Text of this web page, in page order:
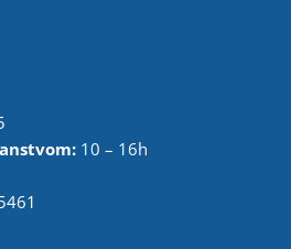
10 – 16h